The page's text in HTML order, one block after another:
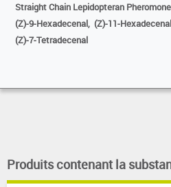
Straight Chain Lepidopteran
(Z)-9-Hexadecenal, (Z)-11-
(Z)-7-Tetradecenal
Produits contenant la